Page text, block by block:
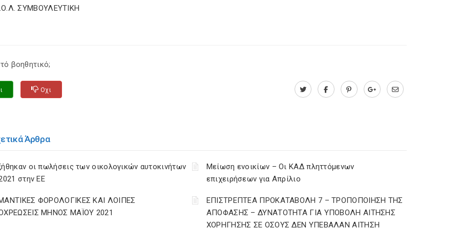
ΣΥΜΒΟΥΛΕΥΤΙΚΗ
βοηθητικό;
Οχι
Άρθρα
οι πωλήσεις των οικολογικών αυτοκινήτων
στην ΕΕ
Μείωση ενοικίων – Οι ΚΑΔ πληττόμενων
επιχειρήσεων για Απρίλιο
ΦΟΡΟΛΟΓΙΚΕΣ ΚΑΙ ΛΟΙΠΕΣ
ΜΗΝΟΣ ΜΑΪΟΥ 2021
ΕΠΙΣΤΡΕΠΤΕΑ ΠΡΟΚΑΤΑΒΟΛΗ 7 – ΤΡΟΠΟΠΟΙΗΣΗ ΤΗΣ
ΑΠΟΦΑΣΗΣ – ΔΥΝΑΤΟΤΗΤΑ ΓΙΑ ΥΠΟΒΟΛΗ ΑΙΤΗΣΗΣ
ΧΟΡΗΓΗΣΗΣ ΣΕ ΟΣΟΥΣ ΔΕΝ ΥΠΕΒΑΛΑΝ ΑΙΤΗΣΗ